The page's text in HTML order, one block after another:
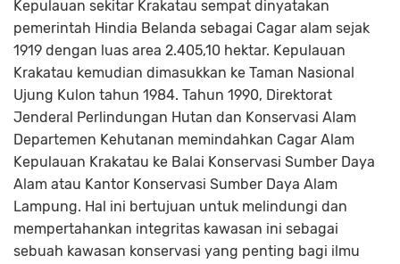
Kepulauan sekitar Krakatau sempat dinyatakan
pemerintah Hindia Belanda sebagai Cagar alam sejak
1919 dengan luas area 2.405,10 hektar. Kepulauan
Krakatau kemudian dimasukkan ke Taman Nasional
Ujung Kulon tahun 1984. Tahun 1990, Direktorat
Jenderal Perlindungan Hutan dan Konservasi Alam
Departemen Kehutanan memindahkan Cagar Alam
Kepulauan Krakatau ke Balai Konservasi Sumber Daya
Alam atau Kantor Konservasi Sumber Daya Alam
Lampung. Hal ini bertujuan untuk melindungi dan
mempertahankan integritas kawasan ini sebagai
sebuah kawasan konservasi yang penting bagi ilmu